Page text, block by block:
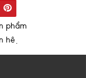
phẩm
hệ